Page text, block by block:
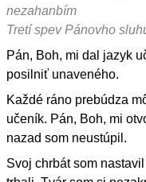
nezahanbím
Tretí spev Pánovho
Pán, Boh, mi dal jazyk
posilniť unaveného.
Každé ráno prebúdza
učeník. Pán, Boh, mi
nazad som neustúpil.
Svoj chrbát som